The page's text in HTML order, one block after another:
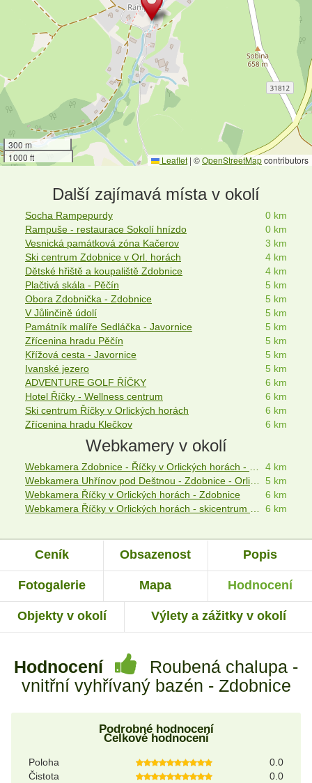
300 m
1000 ft
Leaflet | ©OpenStreetMapcontributors
Další zajímavá místa v okolí
Socha Rampepurdy
0 km
Rampuše - restaurace Sokolí hnízdo
0 km
Vesnická památková zóna Kačerov
3 km
Ski centrum Zdobnice v Orl. horách
4 km
Dětské hřiště a koupaliště Zdobnice
4 km
Plačtivá skála - Pěčín
5 km
Obora Zdobnička - Zdobnice
5 km
V Jůlinčině údolí
5 km
Památník malíře Sedláčka - Javornice
5 km
Zřícenina hradu Pěčín
5 km
Křížová cesta - Javornice
5 km
Ivanské jezero
5 km
ADVENTURE GOLF ŘÍČKY
6 km
Hotel Říčky - Wellness centrum
6 km
Ski centrum Říčky v Orlických horách
6 km
Zřícenina hradu Klečkov
6 km
Webkamery v okolí
4 km
5 km
Webkamera Říčky v Orlických horách - Zdobnice
6 km
6 km
Ceník Obsazenost Popis
Fotogalerie Mapa Hodnocení
Objekty v okolí Výlety a zážitky v okolí
Hodnocení
Roubená chalupa -
vnitřní vyhřívaný bazén - Zdobnice
Podrobné hodnocení
Celkové hodnocení
Poloha
0.0
Čistota
0.0